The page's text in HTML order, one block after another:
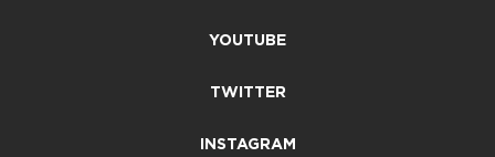
YOUTUBE
TWITTER
INSTAGRAM